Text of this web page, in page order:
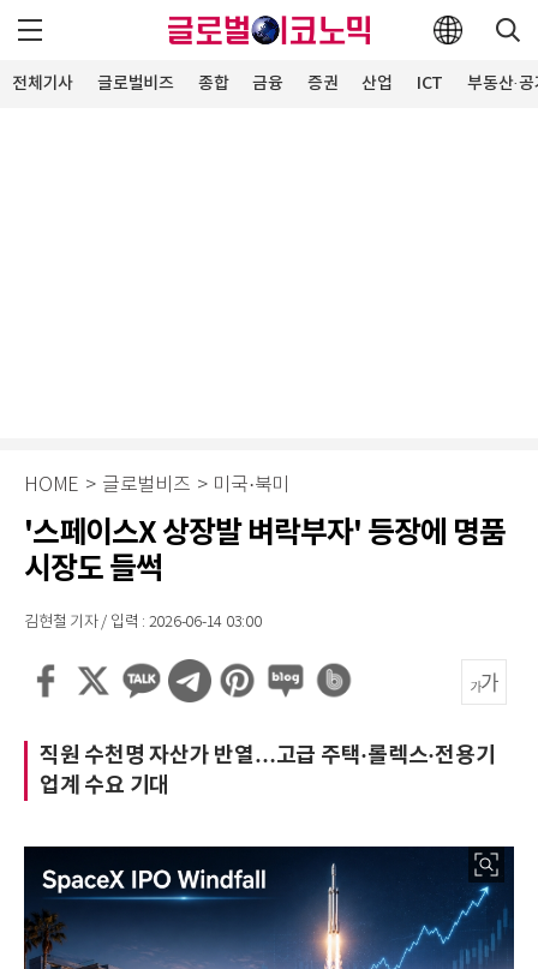
전체기사 글로벌비즈 종합 금융 증권 산업 ICT 부동산·
HOME > 글로벌비즈 > 미국·북미
'스페이스X 상장발 벼락부자' 등장에 명품
시장도 들썩
김현철 기자 / 입력 : 2026-06-14 03:00
직원 수천명 자산가 반열…고급 주택·롤렉스·전용기
업계 수요 기대